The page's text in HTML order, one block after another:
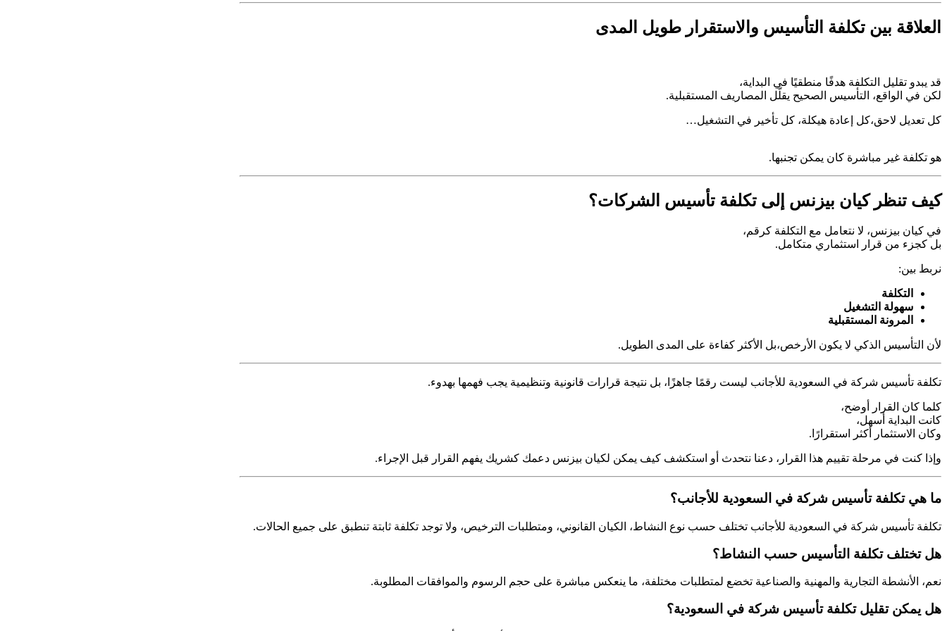
العلاقة بين تكلفة التأسيس والاستقرار طويل المدى
قد يبدو تقليل التكلفة هدفًا منطقيًا في البداية،
لكن في الواقع، التأسيس الصحيح يقلّل المصاريف المستقبلية.
كل تعديل لاحق،كل إعادة هيكلة، كل تأخير في التشغيل…
هو تكلفة غير مباشرة كان يمكن تجنبها.
كيف تنظر كيان بيزنس إلى تكلفة تأسيس الشركات؟
في كيان بيزنس، لا نتعامل مع التكلفة كرقم،
بل كجزء من قرار استثماري متكامل.
نربط بين:
التكلفة
سهولة التشغيل
المرونة المستقبلية
لأن التأسيس الذكي لا يكون الأرخص،بل الأكثر كفاءة على المدى الطويل.
تكلفة تأسيس شركة في السعودية للأجانب ليست رقمًا جاهزًا، بل نتيجة قرارات قانونية وتنظيمية يجب فهمها بهدوء.
كلما كان القرار أوضح،
كانت البداية أسهل،
وكان الاستثمار أكثر استقرارًا.
وإذا كنت في مرحلة تقييم هذا القرار، دعنا نتحدث أو استكشف كيف يمكن لكيان بيزنس دعمك كشريك يفهم القرار قبل الإجراء.
ما هي تكلفة تأسيس شركة في السعودية للأجانب؟
تكلفة تأسيس شركة في السعودية للأجانب تختلف حسب نوع النشاط، الكيان القانوني، ومتطلبات الترخيص، ولا توجد تكلفة ثابتة تنطبق على جميع الحالات.
هل تختلف تكلفة التأسيس حسب النشاط؟
نعم، الأنشطة التجارية والمهنية والصناعية تخضع لمتطلبات مختلفة، ما ينعكس مباشرة على حجم الرسوم والموافقات المطلوبة.
هل يمكن تقليل تكلفة تأسيس شركة في السعودية؟